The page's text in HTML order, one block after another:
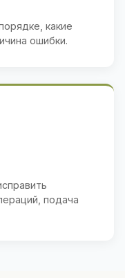
какие
ошибки.
подача